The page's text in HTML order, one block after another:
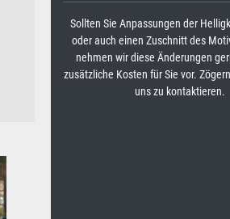
Sollten Sie Anpassungen der
oder auch einen Zuschnitt des
nehmen wir diese Änderungen
zusätzliche Kosten für Sie vor.
uns zu kontaktieren.